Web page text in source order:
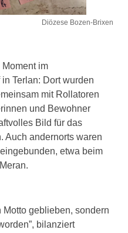
Diözese Bozen-Brixen
im
Terlan: Dort wurden
mit Rollatoren
und Bewohner
Bild für das
Auch andernorts waren
etwa beim
Motto geblieben, sondern
bilanziert